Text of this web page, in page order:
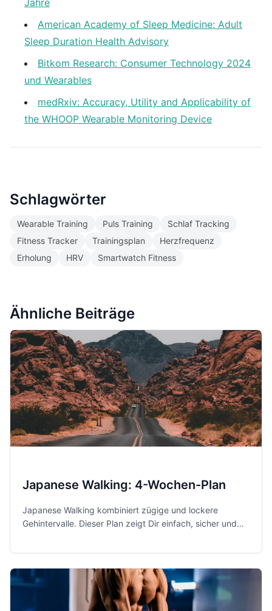
Jahre
American Academy of Sleep Medicine: Adult
Sleep Duration Health Advisory
Bitkom Research: Consumer Technology 2024
und Wearables
medRxiv: Accuracy, Utility and Applicability of
the WHOOP Wearable Monitoring Device
Schlagwörter
Wearable Training Puls Training
Schlaf Tracking
Fitness Tracker
Trainingsplan
Herzfrequenz
Erholung
HRV Smartwatch Fitness
Ähnliche Beiträge
Japanese Walking: 4-Wochen-Plan
Japanese Walking kombiniert zügige und lockere
Gehintervalle. Dieser Plan zeigt Dir einfach, sicher und